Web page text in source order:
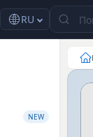
RU
NEW